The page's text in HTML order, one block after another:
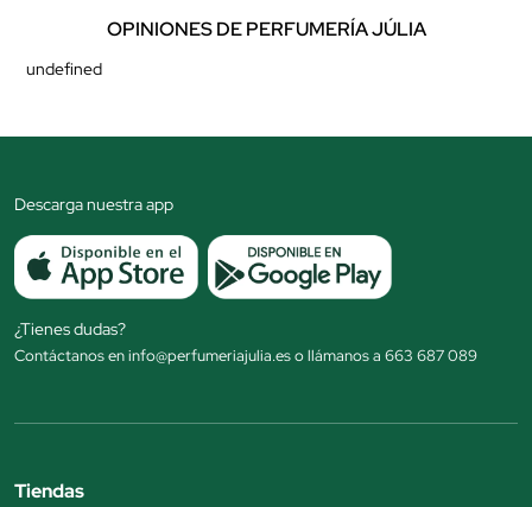
OPINIONES DE PERFUMERÍA JÚLIA
undefined
Descarga nuestra app
¿Tienes dudas?
Contáctanos en info@perfumeriajulia.es o llámanos a 663 687 089
Tiendas